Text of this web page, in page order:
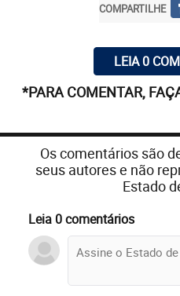
COMPARTILHE
LEIA 0
*PARA COMENTAR,
Os comentários são
seus autores e não
Estado
Leia 0 comentários